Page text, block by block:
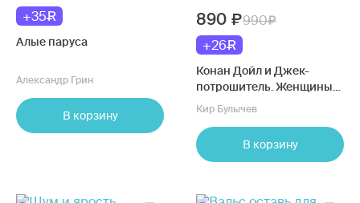
+35
Алые паруса
Александр Грин
В корзину
890
990
+26
Конан Дойл и Джек-
потрошитель. Женщины-
убийцы
Кир Булычев
В корзину